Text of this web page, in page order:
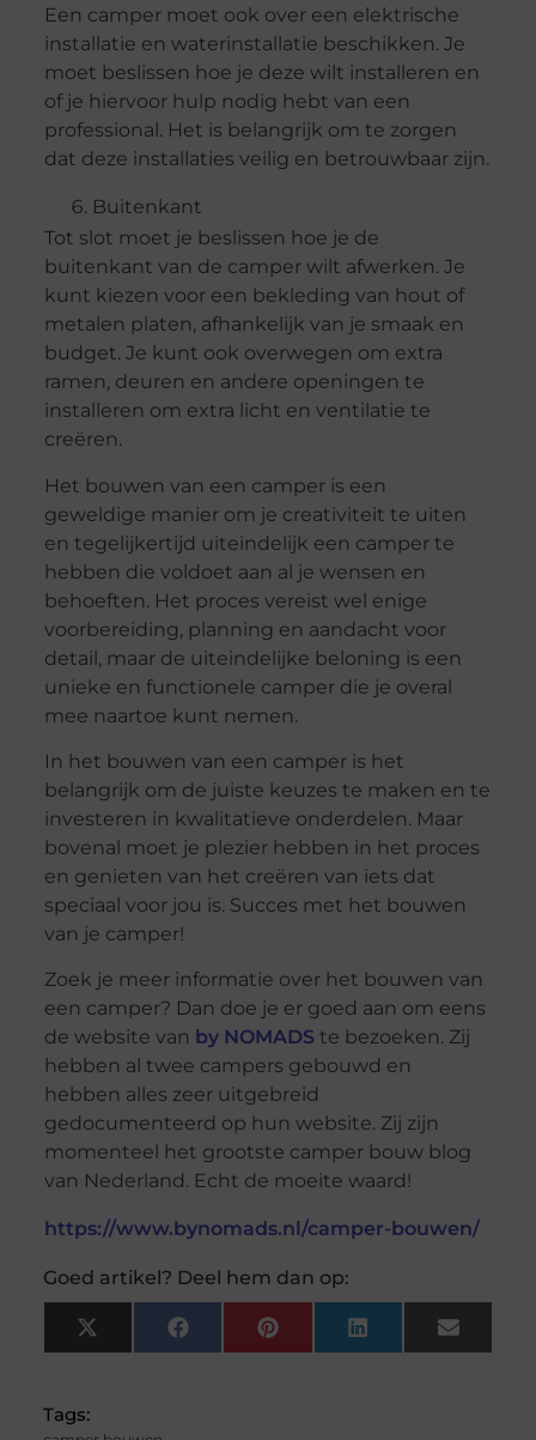
Een camper moet ook over een elektrische
installatie en waterinstallatie beschikken. Je
moet beslissen hoe je deze wilt installeren en
of je hiervoor hulp nodig hebt van een
professional. Het is belangrijk om te zorgen
dat deze installaties veilig en betrouwbaar zijn.
Buitenkant
Tot slot moet je beslissen hoe je de
buitenkant van de camper wilt afwerken. Je
kunt kiezen voor een bekleding van hout of
metalen platen, afhankelijk van je smaak en
budget. Je kunt ook overwegen om extra
ramen, deuren en andere openingen te
installeren om extra licht en ventilatie te
creëren.
Het bouwen van een camper is een
geweldige manier om je creativiteit te uiten
en tegelijkertijd uiteindelijk een camper te
hebben die voldoet aan al je wensen en
behoeften. Het proces vereist wel enige
voorbereiding, planning en aandacht voor
detail, maar de uiteindelijke beloning is een
unieke en functionele camper die je overal
mee naartoe kunt nemen.
In het bouwen van een camper is het
belangrijk om de juiste keuzes te maken en te
investeren in kwalitatieve onderdelen. Maar
bovenal moet je plezier hebben in het proces
en genieten van het creëren van iets dat
speciaal voor jou is. Succes met het bouwen
van je camper!
Zoek je meer informatie over het bouwen van
een camper? Dan doe je er goed aan om eens
de website van by NOMADSte bezoeken. Zij
hebben al twee campers gebouwd en
hebben alles zeer uitgebreid
gedocumenteerd op hun website. Zij zijn
momenteel het grootste camper bouw blog
van Nederland. Echt de moeite waard!
https://www.bynomads.nl/camper-bouwen/
Goed artikel? Deel hem dan op:
X
(Twitter)
FacebookPinterest LinkedIn Email
Tags: